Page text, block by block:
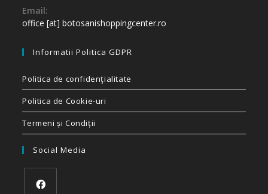
Email:
office [at] botosanishoppingcenter.ro
Informatii Politica GDPR
Politica de confidenţialitate
Politica de Cookie-uri
Termeni și Condiții
Social Media